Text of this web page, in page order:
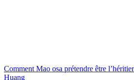
Comment Mao osa prétendre être
Huang